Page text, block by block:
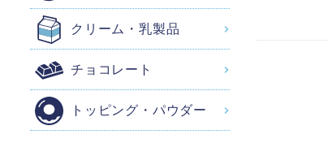
クリーム・乳製品
チョコレート
トッピング・パウダー